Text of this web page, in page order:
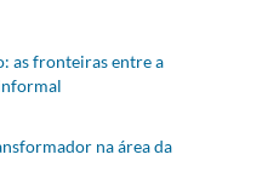
as fronteiras entre a
na área da